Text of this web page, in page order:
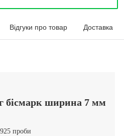
Відгуки про товар Доставка
бісмарк ширина 7 мм
проби